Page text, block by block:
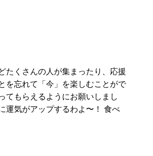
たくさんの人が集まったり、応援
を忘れて「今」を楽しむことがで
てもらえるようにお願いしまし
運気がアップするわよ〜！ 食べ